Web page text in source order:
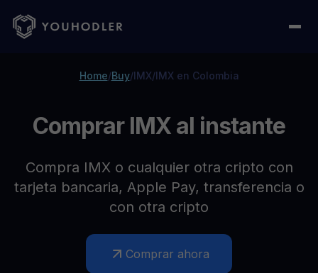
Home/Buy/IMX/IMX en Colombia
Comprar IMX al instante
Compra IMX o cualquier otra cripto con
tarjeta bancaria, Apple Pay, transferencia o
con otra cripto
Comprar ahora